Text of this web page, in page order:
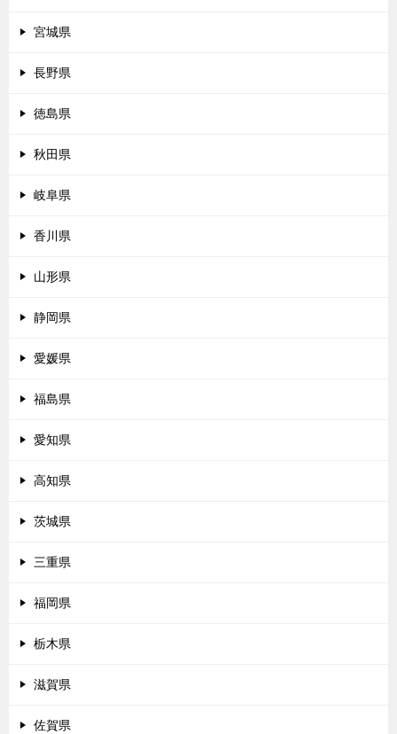
宮城県
長野県
徳島県
秋田県
岐阜県
香川県
山形県
静岡県
愛媛県
福島県
愛知県
高知県
茨城県
三重県
福岡県
栃木県
滋賀県
佐賀県